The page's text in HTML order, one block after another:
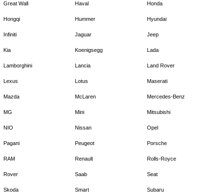
Great Wall Haval Honda
Hongqi Hummer Hyundai
Infiniti Jaguar Jeep
Kia Koenigsegg Lada
Lamborghini Lancia Land Rover
Lexus Lotus Maserati
Mazda McLaren Mercedes-Benz
MG Mini Mitsubishi
NIO Nissan Opel
Pagani Peugeot Porsche
RAM Renault Rolls-Royce
Rover Saab Seat
Skoda Smart Subaru